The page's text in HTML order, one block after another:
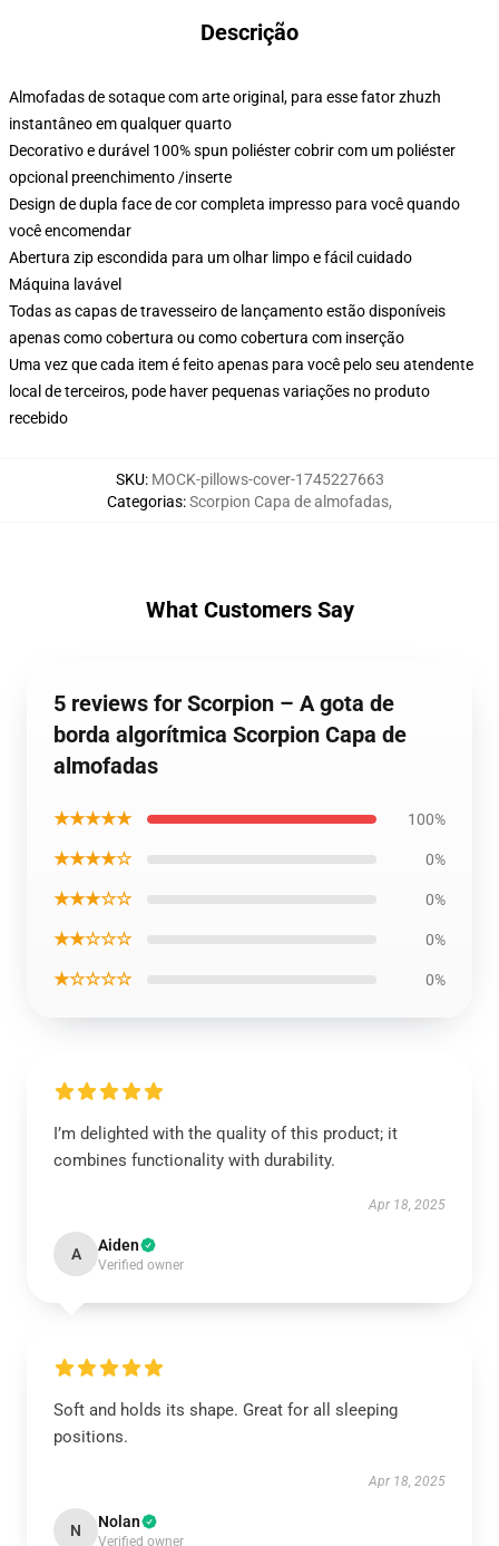
Descrição
Almofadas de sotaque com arte original, para esse fator zhuzh
instantâneo em qualquer quarto
Decorativo e durável 100% spun poliéster cobrir com um poliéster
opcional preenchimento /inserte
Design de dupla face de cor completa impresso para você quando
você encomendar
Abertura zip escondida para um olhar limpo e fácil cuidado
Máquina lavável
Todas as capas de travesseiro de lançamento estão disponíveis
apenas como cobertura ou como cobertura com inserção
Uma vez que cada item é feito apenas para você pelo seu atendente
local de terceiros, pode haver pequenas variações no produto
recebido
SKU: MOCK-pillows-cover-1745227663
Categorias:Scorpion Capa de almofadas,
What Customers Say
5 reviews for Scorpion – A gota de
borda algorítmica Scorpion Capa de
almofadas
★★★★★ 100%
★★★★☆ 0%
★★★☆☆ 0%
★★☆☆☆ 0%
★☆☆☆☆ 0%
I’m delighted with the quality of this product; it
combines functionality with durability.
Apr 18, 2025
A Aiden
Verified owner
Soft and holds its shape. Great for all sleeping
positions.
Apr 18, 2025
N Nolan
Verified owner